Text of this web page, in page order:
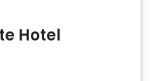
Hotel